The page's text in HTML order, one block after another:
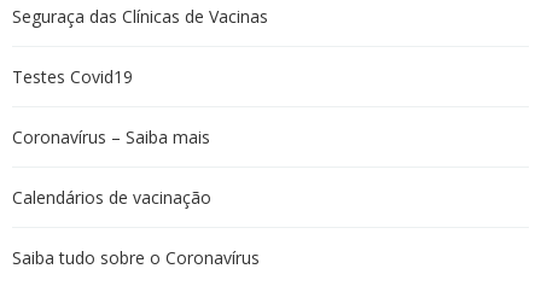
Seguraça das Clínicas de Vacinas
Testes Covid19
Coronavírus – Saiba mais
Calendários de vacinação
Saiba tudo sobre o Coronavírus